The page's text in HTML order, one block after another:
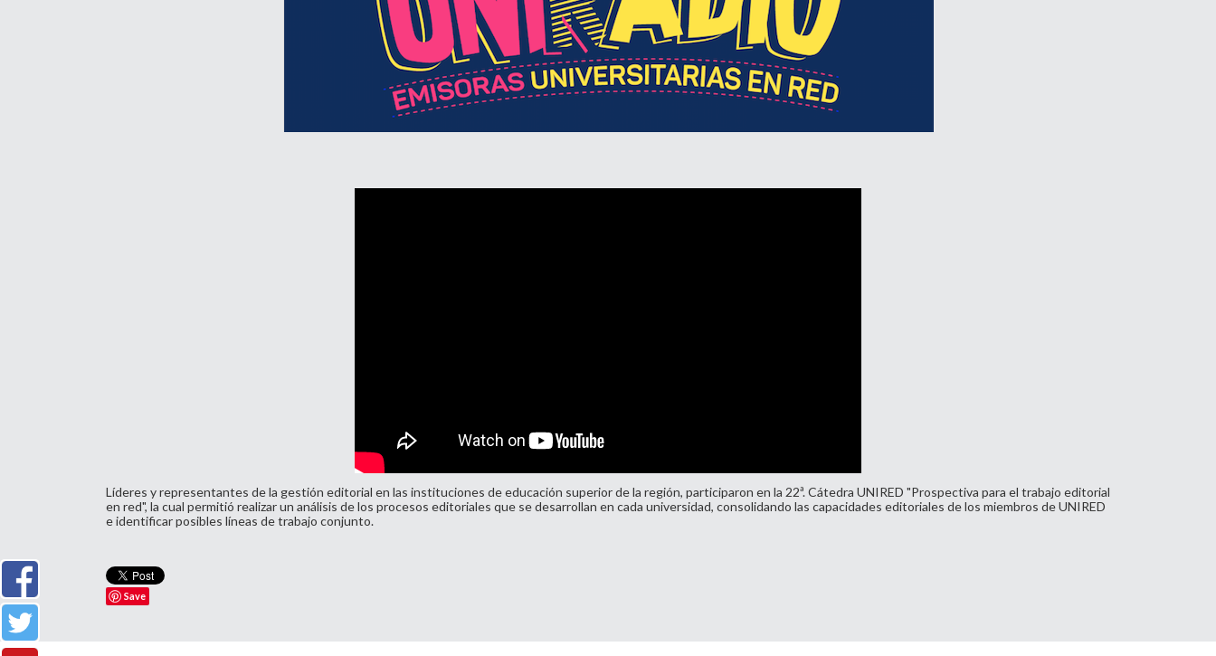
Divulgación
Agenda U
Líderes y representantes de la gestión editorial en las instituciones de educación superior de la región, participaron en la 22ª. Cátedra UNIRED "Prospectiva para el trabajo editorial
en red", la cual permitió realizar un análisis de los procesos editoriales que se desarrollan en cada universidad, consolidando las capacidades editoriales de los miembros de UNIRED
e identificar posibles líneas de trabajo conjunto.
Save